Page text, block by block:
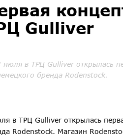
Gulliver
июля в ТРЦ Gulliver открылась
бренда Rodenstock.
в ТРЦ Gulliver открылась
Rodenstock. Магазин